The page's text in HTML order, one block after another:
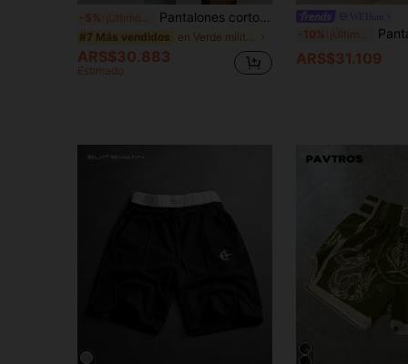
-5% Pantalones cortos de carga de camuflaje nuevos de verano para hombre, pantalones cortos holgados casuales versátiles de largo hasta la rodilla, para él
#7 Más vendidos
ARS$30.883
Estimado
-10% Pantalones largos casuales de lino para hombre,
ARS$31.109